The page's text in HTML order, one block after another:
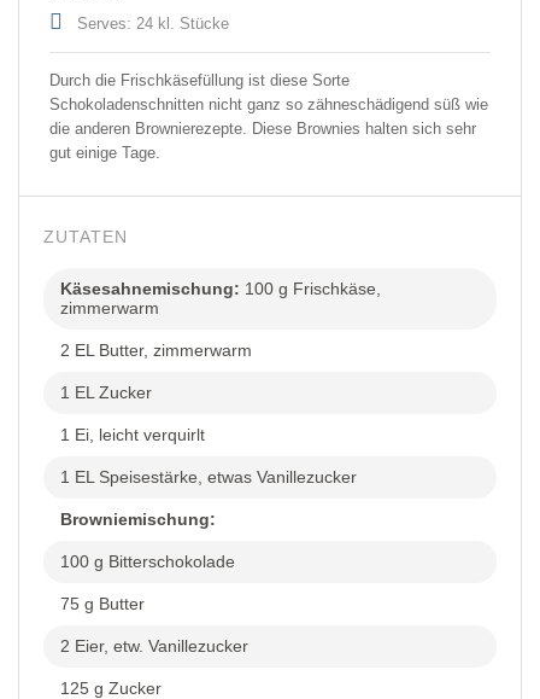
Serves: 24 kl. Stücke
Durch die Frischkäsefüllung ist diese Sorte
Schokoladenschnitten nicht ganz so zähneschädigend süß wie
die anderen Brownierezepte. Diese Brownies halten sich sehr
gut einige Tage.
ZUTATEN
Käsesahnemischung: 100 g Frischkäse,
zimmerwarm
2 EL Butter, zimmerwarm
1 EL Zucker
1 Ei, leicht verquirlt
1 EL Speisestärke, etwas Vanillezucker
Browniemischung:
100 g Bitterschokolade
75 g Butter
2 Eier, etw. Vanillezucker
125 g Zucker